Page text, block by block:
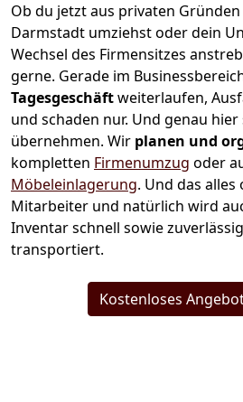
Ob du jetzt aus privaten
Darmstadt umziehst oder dein
Wechsel des Firmensitzes
gerne. Gerade im
Tagesgeschäftweiterlaufen,
und schaden nur. Und genau
übernehmen. Wir planen und
kompletten Firmenumzug oder
Möbeleinlagerung. Und das
Mitarbeiter und natürlich wird
Inventar schnell sowie
transportiert.
Kostenloses